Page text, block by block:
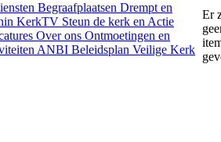
Begraafplaatsen Drempt en
KerkTV Steun de kerk en Actie
Over ons Ontmoetingen en
ANBI Beleidsplan Veilige Kerk
Er